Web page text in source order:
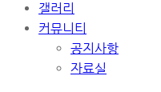
갤러리
커뮤니티
공지사항
자료실